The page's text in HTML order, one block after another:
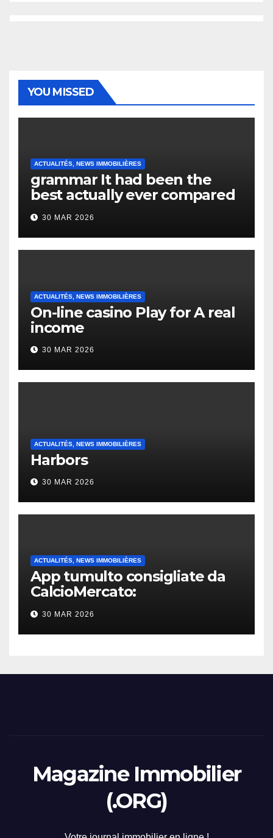
YOU MISSED
ACTUALITÉS, NEWS IMMOBILIÈRES
grammar It had been the
best actually ever compared
to it’s the top actually?
English Vocabulary Learners
Heap Change
30 MAR 2026
ACTUALITÉS, NEWS IMMOBILIÈRES
On-line casino Play for A real
income
30 MAR 2026
ACTUALITÉS, NEWS IMMOBILIÈRES
Harbors
30 MAR 2026
ACTUALITÉS, NEWS IMMOBILIÈRES
App tumulto consigliate da
CalcioMercato:
considerazione di gennaio
2026
30 MAR 2026
Magazine Immobilier
(.ORG)